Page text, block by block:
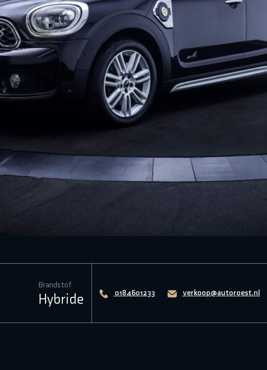
Brandstof
Hybride 0184601233 verkoop@autoroest.nl